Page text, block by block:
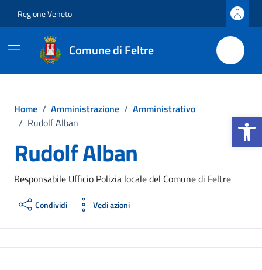
Apri la
Regione Veneto
Comune di Feltre
Home / Amministrazione / Amministrativo
/ Rudolf Alban
Rudolf Alban
Responsabile Ufficio Polizia locale del Comune di Feltre
Condividi Vedi azioni